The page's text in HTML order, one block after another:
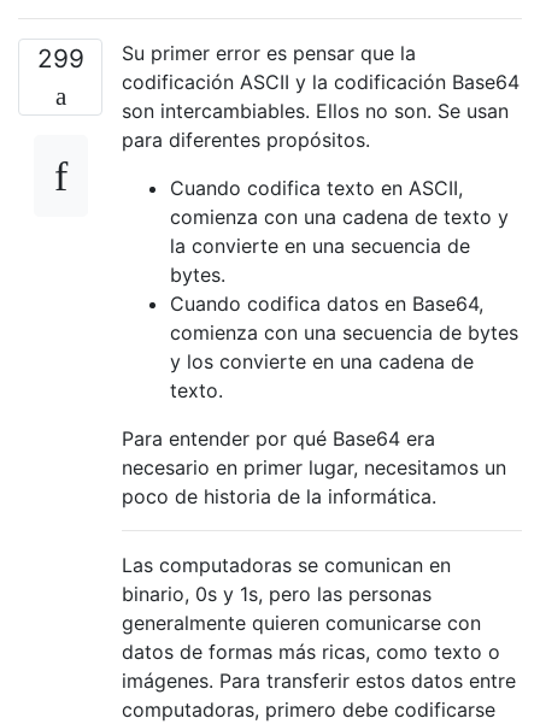
299
Su primer error es pensar que la
codificación ASCII y la codificación Base64
son intercambiables. Ellos no son. Se usan
para diferentes propósitos.
Cuando codifica texto en ASCII,
comienza con una cadena de texto y
la convierte en una secuencia de
bytes.
Cuando codifica datos en Base64,
comienza con una secuencia de bytes
y los convierte en una cadena de
texto.
Para entender por qué Base64 era
necesario en primer lugar, necesitamos un
poco de historia de la informática.
Las computadoras se comunican en
binario, 0s y 1s, pero las personas
generalmente quieren comunicarse con
datos de formas más ricas, como texto o
imágenes. Para transferir estos datos entre
computadoras, primero debe codificarse